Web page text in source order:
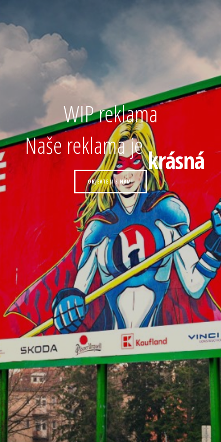
WIP reklama
Naše reklama jekrásná
OBJEVTE JI S NÁMI